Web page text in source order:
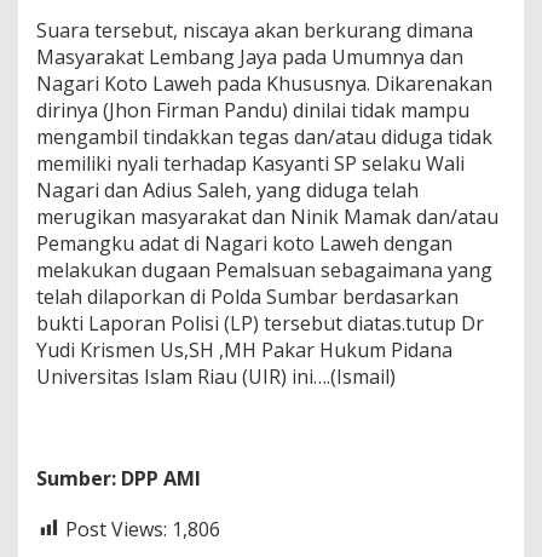
Suara tersebut, niscaya akan berkurang dimana
Masyarakat Lembang Jaya pada Umumnya dan
Nagari Koto Laweh pada Khususnya. Dikarenakan
dirinya (Jhon Firman Pandu) dinilai tidak mampu
mengambil tindakkan tegas dan/atau diduga tidak
memiliki nyali terhadap Kasyanti SP selaku Wali
Nagari dan Adius Saleh, yang diduga telah
merugikan masyarakat dan Ninik Mamak dan/atau
Pemangku adat di Nagari koto Laweh dengan
melakukan dugaan Pemalsuan sebagaimana yang
telah dilaporkan di Polda Sumbar berdasarkan
bukti Laporan Polisi (LP) tersebut diatas.tutup Dr
Yudi Krismen Us,SH ,MH Pakar Hukum Pidana
Universitas Islam Riau (UIR) ini….(Ismail)
Sumber: DPP AMI
Post Views: 1,806